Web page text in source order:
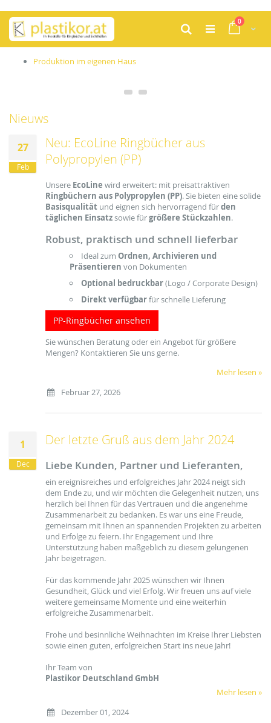
Zum
Inhalt
springen
Cart
0Artikel
Suche
Produktion im eigenen Haus
Nieuws
27
Feb
Neu: EcoLine Ringbücher aus
Polypropylen (PP)
Unsere EcoLine wird erweitert: mit preisattraktiven
Ringbüchern aus Polypropylen (PP). Sie bieten eine solide
Basisqualität und eignen sich hervorragend fürden
täglichen Einsatzsowie fürgrößere Stückzahlen.
Robust, praktisch und schnell lieferbar
Ideal zum Ordnen, Archivieren und
Präsentieren von Dokumenten
Optional bedruckbar(Logo / Corporate Design)
Direkt verfügbarfür schnelle Lieferung
PP-Ringbücher ansehen
Sie wünschen Beratung oder ein Angebot für größere
Mengen? Kontaktieren Sie uns gerne.
Mehr lesen »
Februar 27, 2026
1
Dec
Der letzte Gruß aus dem Jahr 2024
Liebe Kunden, Partner und Lieferanten,
ein ereignisreiches und erfolgreiches Jahr 2024 neigt sich
dem Ende zu, und wir möchten die Gelegenheit nutzen, uns
herzlich bei Ihnen für das Vertrauen und die angenehme
Zusammenarbeit zu bedanken. Es war uns eine Freude,
gemeinsam mit Ihnen an spannenden Projekten zu arbeiten
und Erfolge zu feiern. Ihr Engagement und Ihre
Unterstützung haben maßgeblich zu diesem gelungenen
Jahr beigetragen.
Für das kommende Jahr 2025 wünschen wir Ihnen
Gesundheit, Glück und viel Erfolg. Wir freuen uns auf viele
weitere gemeinsame Momente und eine weiterhin
erfolgreiche Zusammenarbeit.
Frohe und besinnliche Weihnachten im Kreise Ihrer Liebsten
sowie einen guten, erfolgreichen Start ins neue Jahr!
Ihr Team von
Plastikor Deutschland GmbH
Mehr lesen »
Dezember 01, 2024